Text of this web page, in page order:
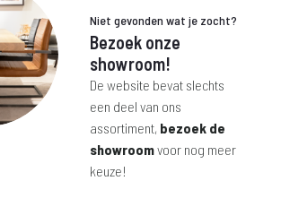
Niet gevonden wat je zocht?
Bezoek onze
showroom!
De website bevat slechts
een deel van ons
assortiment, bezoek de
showroomvoor nog meer
keuze!